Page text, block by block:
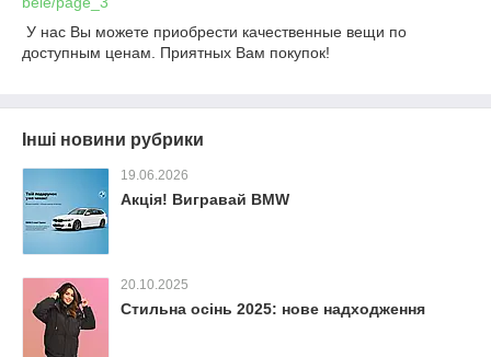
У нас Вы можете приобрести качественные вещи по
доступным ценам. Приятных Вам покупок!
Інші новини рубрики
19.06.2026
Акція! Вигравай BMW
20.10.2025
Стильна осінь 2025: нове надходження